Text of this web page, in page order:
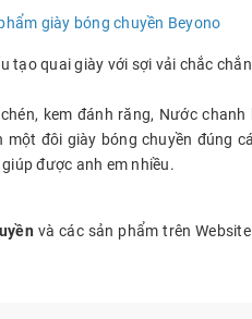
giày bóng chuyền Beyono
tạo quai giày với sợi vải chắc
kem đánh răng, Nước
đôi giày bóng chuyền đúng
được anh em nhiều.
và các sản phẩm trên Website